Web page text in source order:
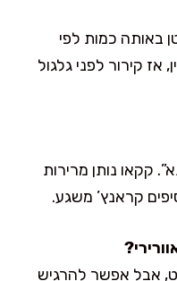
באותה כמות לפי
קירור לפני גלגול
קקאו נותן מרירות
קראנץ’ משגע.
אבל אפשר להרגיש